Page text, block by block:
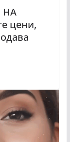
НА
цени,